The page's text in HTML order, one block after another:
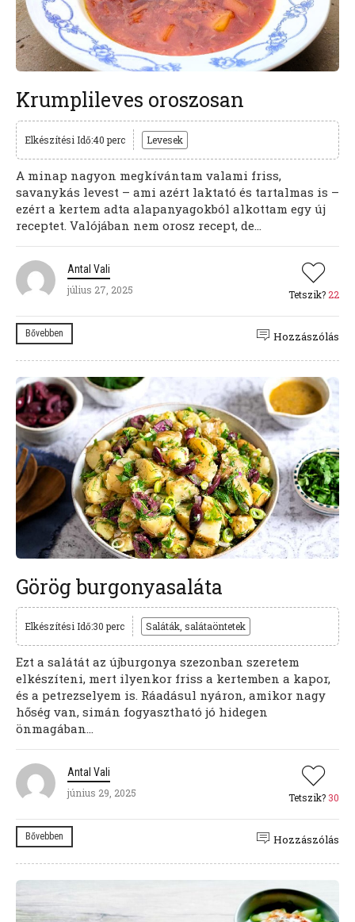
Krumplileves oroszosan
Elkészítési Idő:40 perc Levesek
A minap nagyon megkívántam valami friss,
savanykás levest – ami azért laktató és tartalmas is –
ezért a kertem adta alapanyagokból alkottam egy új
receptet. Valójában nem orosz recept, de...
Antal Vali
július 27, 2025
Tetszik? 22
Bővebben Hozzászólás
Görög burgonyasaláta
Elkészítési Idő:30 perc Saláták, salátaöntetek
Ezt a salátát az újburgonya szezonban szeretem
elkészíteni, mert ilyenkor friss a kertemben a kapor,
és a petrezselyem is. Ráadásul nyáron, amikor nagy
hőség van, simán fogyasztható jó hidegen
önmagában...
Antal Vali
június 29, 2025
Tetszik? 30
Bővebben Hozzászólás